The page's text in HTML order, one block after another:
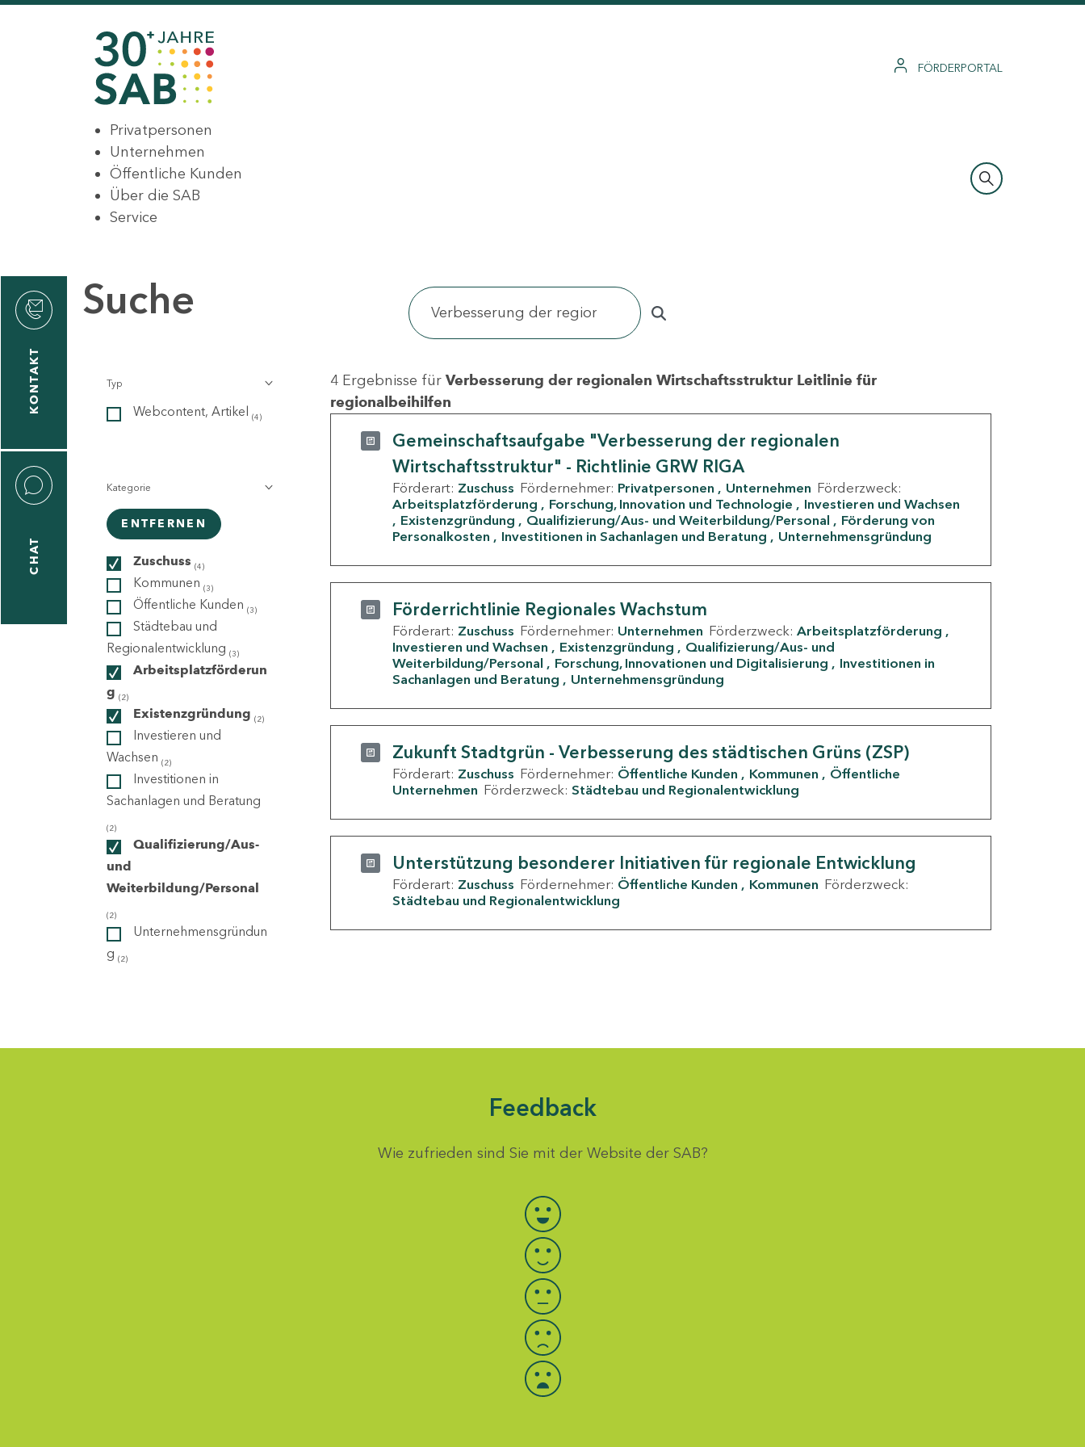
FÖRDERPORTAL
Privatpersonen
Unternehmen
Öffentliche Kunden
Über die SAB
Service
KONTAKT
CHAT
Suche
Typ
Webcontent, Artikel (4)
Kategorie
ENTFERNEN
Zuschuss (4)
Kommunen (3)
Öffentliche Kunden (3)
Städtebau und
Regionalentwicklung (3)
Arbeitsplatzförderun
g (2)
Existenzgründung (2)
Investieren und
Wachsen (2)
Investitionen in
Sachanlagen und Beratung
(2)
Qualifizierung/Aus-
und
Weiterbildung/Personal
(2)
Unternehmensgründun
g (2)
4 Ergebnisse für Verbesserung der regionalen Wirtschaftsstruktur Leitlinie für
regionalbeihilfen
Gemeinschaftsaufgabe "Verbesserung der regionalen
Wirtschaftsstruktur" - Richtlinie GRW RIGA
Förderart: Zuschuss Fördernehmer: Privatpersonen Unternehmen Förderzweck:
Arbeitsplatzförderung
Forschung, Innovation und Technologie
Investieren und Wachsen
Existenzgründung
Qualifizierung/Aus- und Weiterbildung/Personal
Förderung von
Personalkosten
Investitionen in Sachanlagen und Beratung Unternehmensgründung
Förderrichtlinie Regionales Wachstum
Förderart: Zuschuss Fördernehmer: Unternehmen Förderzweck: Arbeitsplatzförderung
Investieren und Wachsen
Existenzgründung
Qualifizierung/Aus- und
Weiterbildung/Personal
Forschung, Innovationen und Digitalisierung
Investitionen in
Sachanlagen und Beratung
Unternehmensgründung
Zukunft Stadtgrün - Verbesserung des städtischen Grüns (ZSP)
Förderart: Zuschuss Fördernehmer: Öffentliche Kunden Kommunen
Öffentliche
Unternehmen Förderzweck: Städtebau und Regionalentwicklung
Unterstützung besonderer Initiativen für regionale Entwicklung
Förderart: Zuschuss Fördernehmer: Öffentliche Kunden Kommunen Förderzweck:
Städtebau und Regionalentwicklung
Feedback
Wie zufrieden sind Sie mit der Website der SAB?
Bewertung auswählen